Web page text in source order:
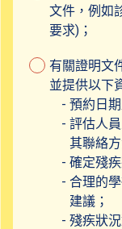
文件，例如
要求)；
有關證明文
並提供以下
預約日
評估人
其聯絡方
確定殘
合理的
建議；
殘疾狀